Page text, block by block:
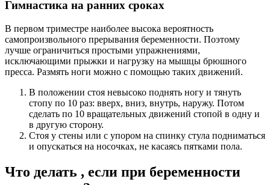
Гимнастика на ранних сроках
В первом триместре наиболее высока вероятность
самопроизвольного прерывания беременности. Поэтому
лучше ограничиться простыми упражнениями,
исключающими прыжки и нагрузку на мышцы брюшного
пресса. Размять ноги можно с помощью таких движений.
В положении стоя невысоко поднять ногу и тянуть
стопу по 10 раз: вверх, вниз, внутрь, наружу. Потом
сделать по 10 вращательных движений стопой в одну и
в другую сторону.
Стоя у стены или с упором на спинку стула подниматься
и опускаться на носочках, не касаясь пятками пола.
Что делать , если при беременности